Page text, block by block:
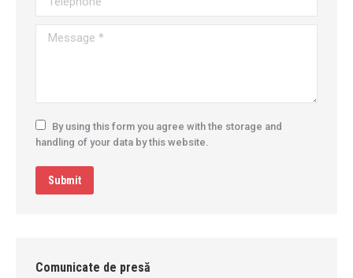
Message *
By using this form you agree with the storage and
handling of your data by this website.
Submit
Comunicate de presă